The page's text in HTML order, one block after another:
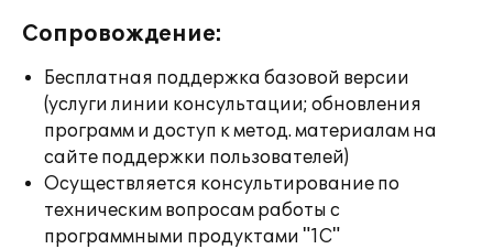
Сопровождение:
Бесплатная поддержка базовой версии
(услуги линии консультации; обновления
программ и доступ к метод. материалам на
сайте поддержки пользователей)
Осуществляется консультирование по
техническим вопросам работы с
программными продуктами "1С"